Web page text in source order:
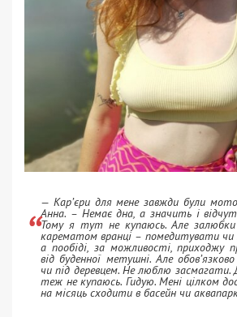
— Кар’єри для мене завжди були
Анна. – Немає дна, а значить і
Тому я тут не купаюсь. Але
карематом вранці – помедитувати чи
а пообіді, за можливості, приходжу
від буденної метушні. Але
чи під деревцем. Не люблю засмагати.
теж не купаюсь. Гидую. Мені цілком
на місяць сходити в басейн чи